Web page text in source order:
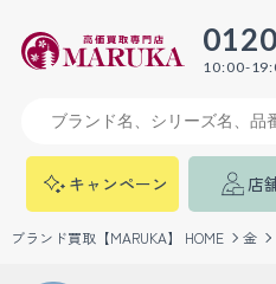
10:00-
キャンペーン 店
ブランド買取【MARUKA】 HOME 金